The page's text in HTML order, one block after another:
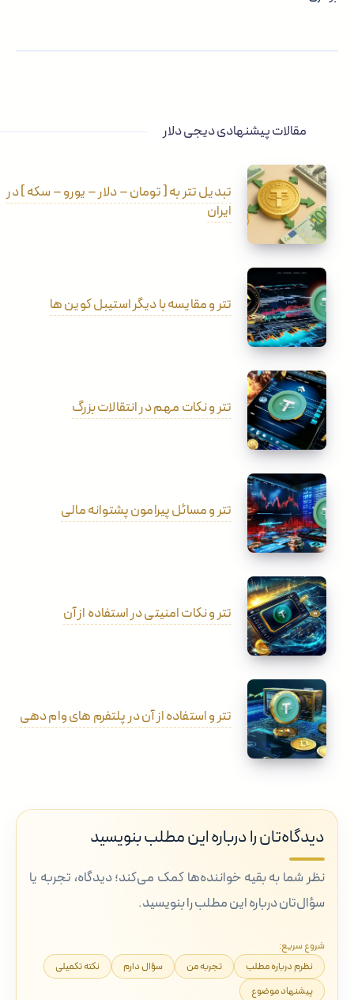
مقالات پیشنهادی دیجی دلار
تبدیل تتر به [ تومان – دلار – یورو – سکه ] در
ایران
تتر و مقایسه با دیگر استیبل کوین ها
تتر و نکات مهم در انتقالات بزرگ
تتر و مسائل پیرامون پشتوانه مالی
تتر و نکات امنیتی در استفاده از آن
تتر و استفاده از آن در پلتفرم های وام دهی
دیدگاه‌تان را درباره این مطلب بنویسید
نظر شما به بقیه خواننده‌ها کمک می‌کند؛ دیدگاه، تجربه یا
سؤال‌تان درباره این مطلب را بنویسید.
شروع سریع:
نظرم درباره مطلب
تجربه من سؤال دارم
نکته تکمیلی
پیشنهاد موضوع